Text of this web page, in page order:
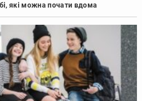
які можна почати вдома